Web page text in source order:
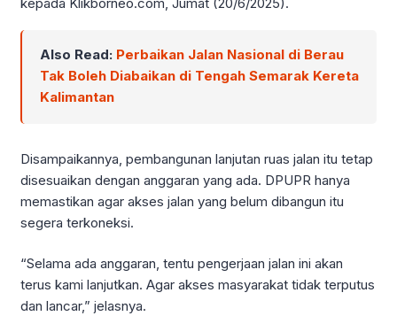
kepada Klikborneo.com, Jumat (20/6/2025).
Also Read: Perbaikan Jalan Nasional di Berau
Tak Boleh Diabaikan di Tengah Semarak Kereta
Kalimantan
Disampaikannya, pembangunan lanjutan ruas jalan itu tetap
disesuaikan dengan anggaran yang ada. DPUPR hanya
memastikan agar akses jalan yang belum dibangun itu
segera terkoneksi.
“Selama ada anggaran, tentu pengerjaan jalan ini akan
terus kami lanjutkan. Agar akses masyarakat tidak terputus
dan lancar,” jelasnya.